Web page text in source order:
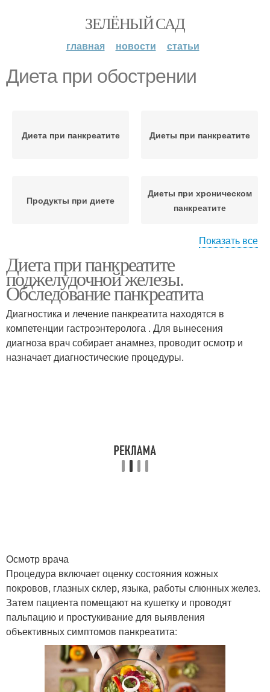
ЗЕЛЁНЫЙ САД
главная новости статьи
Диета при обострении
Диета при панкреатите Диеты при панкреатите
Продукты при диете
Диеты при хроническом
панкреатите
панкреатите
Показать все
Диета при панкреатите
поджелудочной железы.
Обследование панкреатита
Диагностика и лечение панкреатита находятся в
компетенции гастроэнтеролога . Для вынесения
диагноза врач собирает анамнез, проводит осмотр и
назначает диагностические процедуры.
Осмотр врача
Процедура включает оценку состояния кожных
покровов, глазных склер, языка, работы слюнных желез.
Затем пациента помещают на кушетку и проводят
пальпацию и простукивание для выявления
объективных симптомов панкреатита: